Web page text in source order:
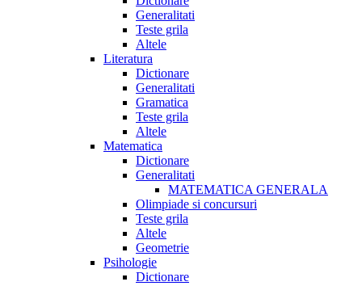
Generalitati
Teste grila
Altele
Literatura
Dictionare
Generalitati
Gramatica
Teste grila
Altele
Matematica
Dictionare
Generalitati
MATEMATICA GENERALA
Olimpiade si concursuri
Teste grila
Altele
Geometrie
Psihologie
Dictionare